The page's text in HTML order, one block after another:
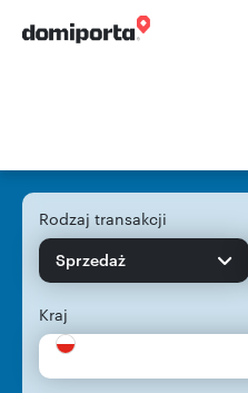
Rodzaj transakcji
Sprzedaż
Kraj